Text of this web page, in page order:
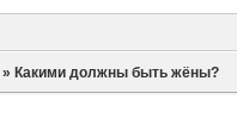
»Какими должны быть жёны?